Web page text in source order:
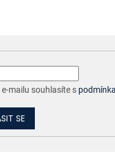
mailu souhlasíte s
SE